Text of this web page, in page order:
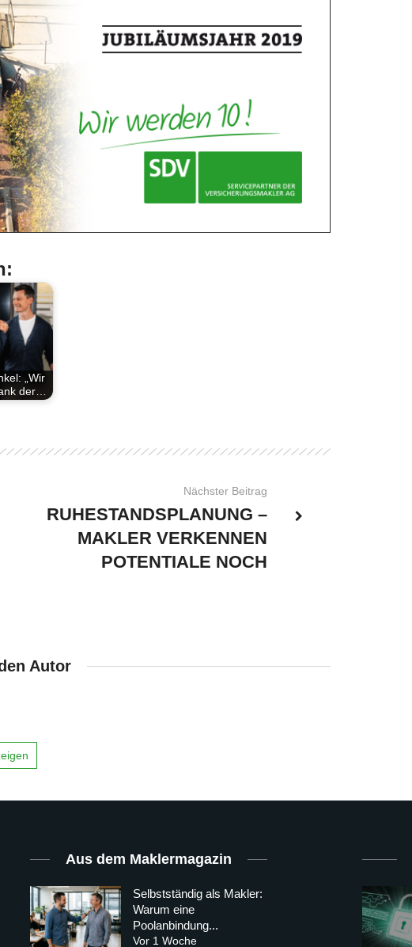
„Wir
der…
Nächster Beitrag
RUHESTANDSPLANUNG –
MAKLER VERKENNEN
POTENTIALE NOCH
Autor
Aus dem Maklermagazin
Selbstständig als Makler:
Warum eine
Poolanbindung...
Vor 1 Woche